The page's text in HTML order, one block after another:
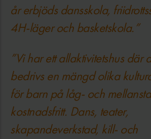
år erbjöds dansskola,
4H-läger och basketskola.”
”Vi har ett allaktivitetshus där
bedrivs en mängd olika
för barn på låg- och
kostnadsfritt. Dans, teater,
skapandeverkstad, kill- och